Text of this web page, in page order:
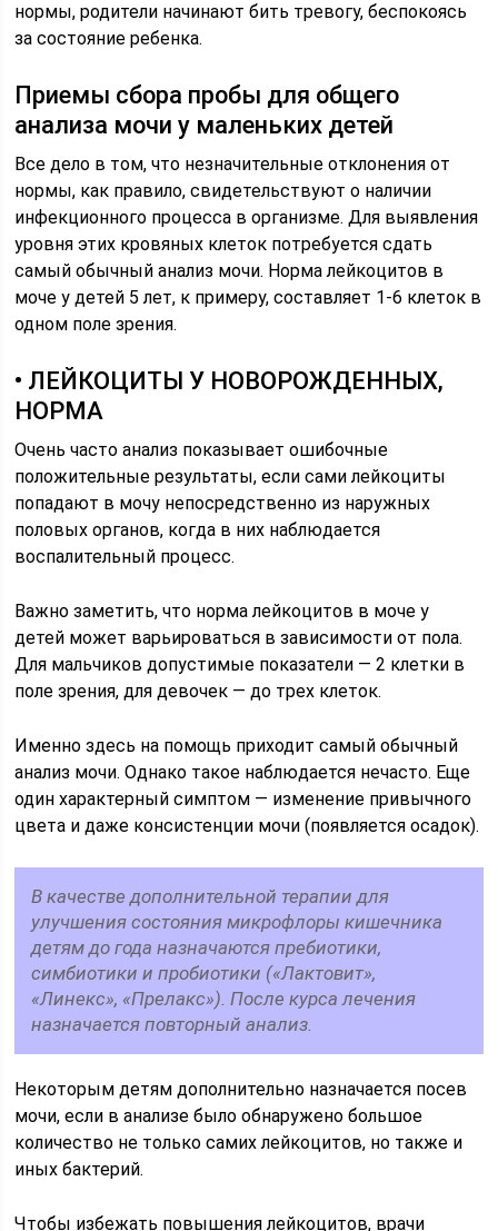
нормы, родители начинают бить тревогу, беспокоясь
за состояние ребенка.
Приемы сбора пробы для общего
анализа мочи у маленьких детей
Все дело в том, что незначительные отклонения от
нормы, как правило, свидетельствуют о наличии
инфекционного процесса в организме. Для выявления
уровня этих кровяных клеток потребуется сдать
самый обычный анализ мочи. Норма лейкоцитов в
моче у детей 5 лет, к примеру, составляет 1-6 клеток в
одном поле зрения.
• ЛЕЙКОЦИТЫ У НОВОРОЖДЕННЫХ,
НОРМА
Очень часто анализ показывает ошибочные
положительные результаты, если сами лейкоциты
попадают в мочу непосредственно из наружных
половых органов, когда в них наблюдается
воспалительный процесс.
Важно заметить, что норма лейкоцитов в моче у
детей может варьироваться в зависимости от пола.
Для мальчиков допустимые показатели — 2 клетки в
поле зрения, для девочек — до трех клеток.
Именно здесь на помощь приходит самый обычный
анализ мочи. Однако такое наблюдается нечасто. Еще
один характерный симптом — изменение привычного
цвета и даже консистенции мочи (появляется осадок).
В качестве дополнительной терапии для
улучшения состояния микрофлоры кишечника
детям до года назначаются пребиотики,
симбиотики и пробиотики («Лактовит»,
«Линекс», «Прелакс»). После курса лечения
назначается повторный анализ.
Некоторым детям дополнительно назначается посев
мочи, если в анализе было обнаружено большое
количество не только самих лейкоцитов, но также и
иных бактерий.
Чтобы избежать повышения лейкоцитов, врачи